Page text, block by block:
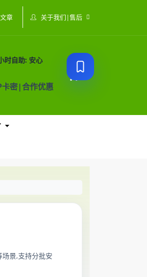
章 关于我们|售后
时自助: 安心
卡密|合作优惠
景,支持分批安